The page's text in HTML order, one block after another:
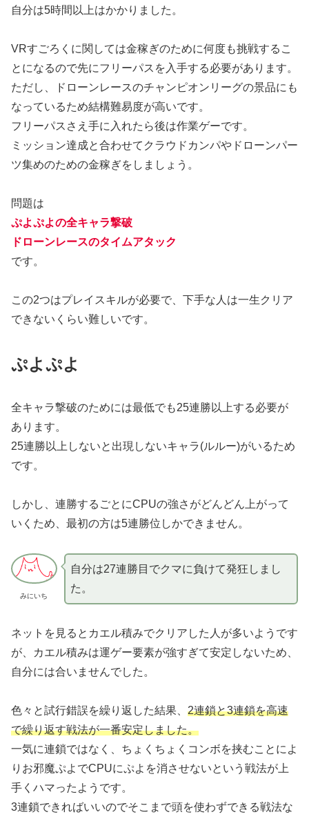
自分は5時間以上はかかりました。
VRすごろくに関しては金稼ぎのために何度も挑戦するこ
とになるので先にフリーパスを入手する必要があります。
ただし、ドローンレースのチャンピオンリーグの景品にも
なっているため結構難易度が高いです。
フリーパスさえ手に入れたら後は作業ゲーです。
ミッション達成と合わせてクラウドカンパやドローンパー
ツ集めのための金稼ぎをしましょう。
問題は
ぷよぷよの全キャラ撃破
ドローンレースのタイムアタック
です。
この2つはプレイスキルが必要で、下手な人は一生クリア
できないくらい難しいです。
ぷよぷよ
全キャラ撃破のためには最低でも25連勝以上する必要が
あります。
25連勝以上しないと出現しないキャラ(ルルー)がいるため
です。
しかし、連勝するごとにCPUの強さがどんどん上がって
いくため、最初の方は5連勝位しかできません。
みにいち
自分は27連勝目でクマに負けて発狂しまし
た。
ネットを見るとカエル積みでクリアした人が多いようです
が、カエル積みは運ゲー要素が強すぎて安定しないため、
自分には合いませんでした。
色々と試行錯誤を繰り返した結果、 2連鎖と3連鎖を高速
で繰り返す戦法が一番安定しました。
一気に連鎖ではなく、ちょくちょくコンボを挟むことによ
りお邪魔ぷよでCPUにぷよを消させないという戦法が上
手くハマったようです。
3連鎖できればいいのでそこまで頭を使わずできる戦法な